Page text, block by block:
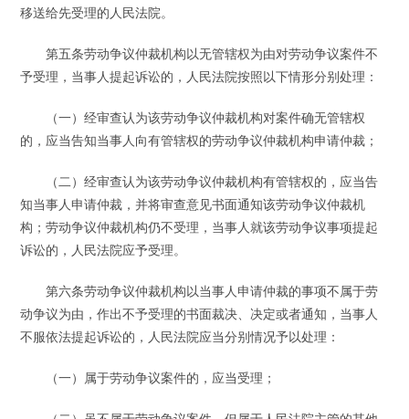
移送给先受理的人民法院。
第五条劳动争议仲裁机构以无管辖权为由对劳动争议案件不
予受理，当事人提起诉讼的，人民法院按照以下情形分别处理：
（一）经审查认为该劳动争议仲裁机构对案件确无管辖权
的，应当告知当事人向有管辖权的劳动争议仲裁机构申请仲裁；
（二）经审查认为该劳动争议仲裁机构有管辖权的，应当告
知当事人申请仲裁，并将审查意见书面通知该劳动争议仲裁机
构；劳动争议仲裁机构仍不受理，当事人就该劳动争议事项提起
诉讼的，人民法院应予受理。
第六条劳动争议仲裁机构以当事人申请仲裁的事项不属于劳
动争议为由，作出不予受理的书面裁决、决定或者通知，当事人
不服依法提起诉讼的，人民法院应当分别情况予以处理：
（一）属于劳动争议案件的，应当受理；